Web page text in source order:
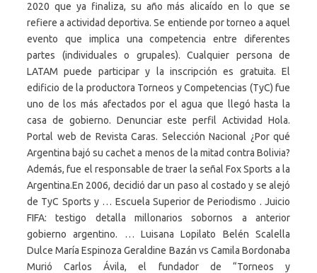
2020 que ya finaliza, su año más alicaído en lo que se
refiere a actividad deportiva. Se entiende por torneo a aquel
evento que implica una competencia entre diferentes
partes (individuales o grupales). Cualquier persona de
LATAM puede participar y la inscripción es gratuita. El
edificio de la productora Torneos y Competencias (TyC) fue
uno de los más afectados por el agua que llegó hasta la
casa de gobierno. Denunciar este perfil Actividad Hola.
Portal web de Revista Caras. Selección Nacional ¿Por qué
Argentina bajó su cachet a menos de la mitad contra Bolivia?
Además, fue el responsable de traer la señal Fox Sports a la
Argentina.En 2006, decidió dar un paso al costado y se alejó
de TyC Sports y … Escuela Superior de Periodismo . Juicio
FIFA: testigo detalla millonarios sobornos a anterior
gobierno argentino. … Luisana Lopilato Belén Scalella
Dulce María Espinoza Geraldine Bazán vs Camila Bordonaba
Murió Carlos Ávila, el fundador de “Torneos y